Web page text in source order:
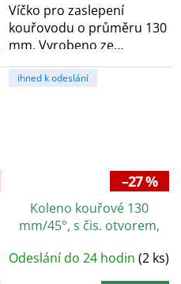
Víčko pro zaslepení
kouřovodu o průměru 130
mm. Vyrobeno ze
silnostěnného plechu o...
ihned k odeslání
–27 %
Koleno kouřové 130
mm/45°, s čis. otvorem,
Odeslání do 24 hodin (2 ks)